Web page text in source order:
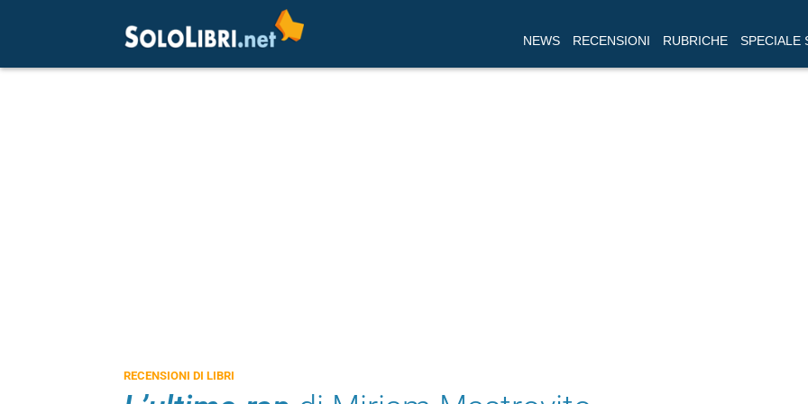
NEWS RECENSIONI RUBRICHE SPECIALE
RECENSIONI DI LIBRI